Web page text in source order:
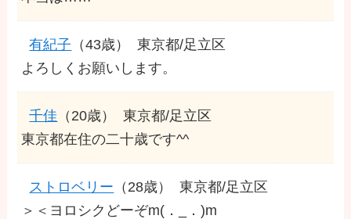
有紀子 （43歳）
東京都/足立区
よろしくお願いします。
千佳 （20歳）
東京都/足立区
東京都在住の二十歳です^^
ストロベリー （28歳）
東京都/足立区
＞＜ヨロシクどーぞm(．_．)m